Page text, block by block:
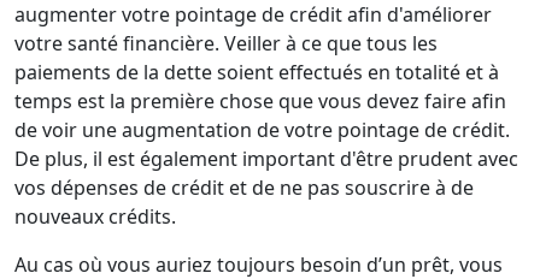
augmenter votre pointage de crédit afin d'améliorer
votre santé financière. Veiller à ce que tous les
paiements de la dette soient effectués en totalité et à
temps est la première chose que vous devez faire afin
de voir une augmentation de votre pointage de crédit.
De plus, il est également important d'être prudent avec
vos dépenses de crédit et de ne pas souscrire à de
nouveaux crédits.
Au cas où vous auriez toujours besoin d’un prêt, vous